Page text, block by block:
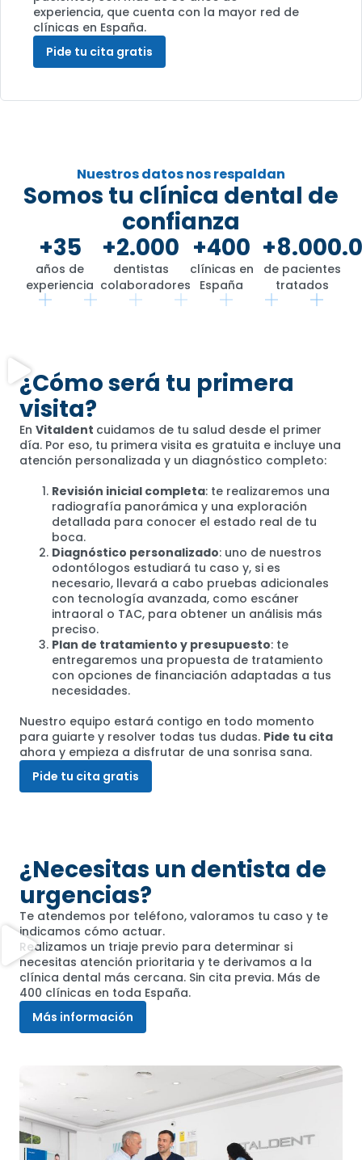
experiencia, que cuenta con la mayor red de
clínicas en España.
Pide tu cita gratis
Nuestros datos nos respaldan
Somos tu clínica dental de
confianza
+35
años de
experiencia
+2.000
dentistas
colaboradores
+400
clínicas en
España
de pacientes
tratados
¿Cómo será tu primera
visita?
En Vitaldent cuidamos de tu salud desde el primer
día. Por eso, tu primera visita es gratuita e incluye una
atención personalizada y un diagnóstico completo:
Revisión inicial completa: te realizaremos una
radiografía panorámica y una exploración
detallada para conocer el estado real de tu
boca.
Diagnóstico personalizado: uno de nuestros
odontólogos estudiará tu caso y, si es
necesario, llevará a cabo pruebas adicionales
con tecnología avanzada, como escáner
intraoral o TAC, para obtener un análisis más
preciso.
Plan de tratamiento y presupuesto: te
entregaremos una propuesta de tratamiento
con opciones de financiación adaptadas a tus
necesidades.
Nuestro equipo estará contigo en todo momento
para guiarte y resolver todas tus dudas. Pide tu cita
ahora y empieza a disfrutar de una sonrisa sana.
Pide tu cita gratis
¿Necesitas un dentista de
urgencias?
Te atendemos por teléfono, valoramos tu caso y te
indicamos cómo actuar.
Realizamos un triaje previo para determinar si
necesitas atención prioritaria y te derivamos a la
clínica dental más cercana. Sin cita previa. Más de
400 clínicas en toda España.
Más información